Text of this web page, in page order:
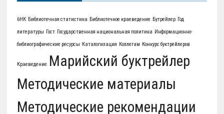
6НК Библиотечная статистика Библиотечное краеведение Бутрейлер Год
литературы Гост Государственная национальная политика Информационно-
библиографические ресурсы Каталогизация Коллегам Конкурс буктрейлеров
Краеведение Марийский буктрейлер
Методические материалы
Методические рекомендации